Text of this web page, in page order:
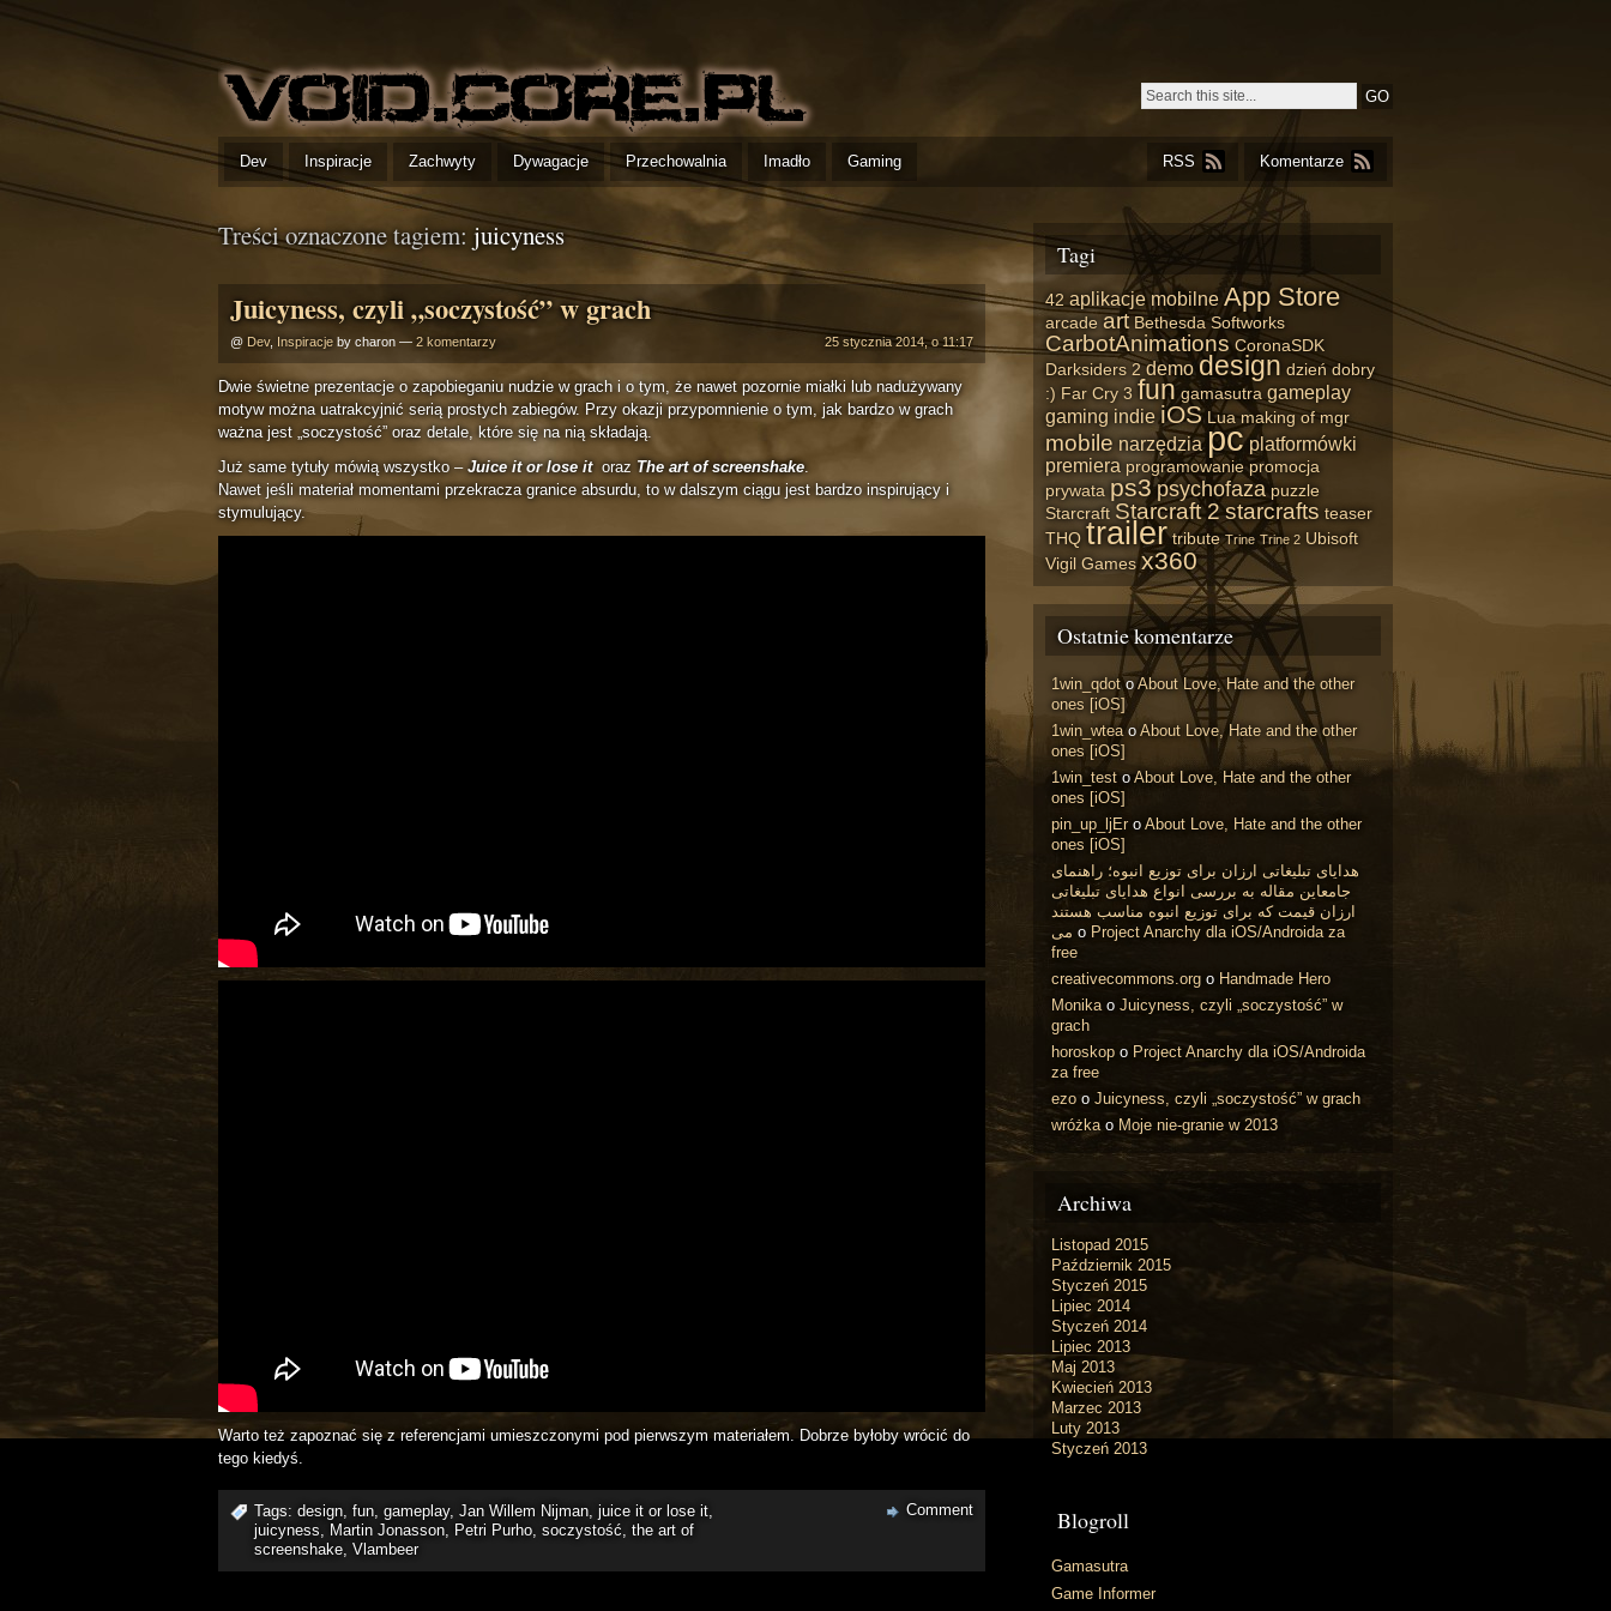
Dev Inspiracje Zachwyty Dywagacje Przechowalnia Imadło Gaming Komentarze
RSS
Treści oznaczone tagiem: juicyness
Juicyness, czyli „soczystość” w grach
@ Dev, Inspiracje by charon — 2 komentarzy 25 stycznia 2014, o 11:17
Dwie świetne prezentacje o zapobieganiu nudzie w grach i o tym, że nawet pozornie miałki lub nadużywany
motyw można uatrakcyjnić serią prostych zabiegów. Przy okazji przypomnienie o tym, jak bardzo w grach
ważna jest „soczystość” oraz detale, które się na nią składają.
Już same tytuły mówią wszystko –Juice it or lose itoraz The art of screenshake.
Nawet jeśli materiał momentami przekracza granice absurdu, to w dalszym ciągu jest bardzo inspirujący i
stymulujący.
Warto też zapoznać się z referencjami umieszczonymi pod pierwszym materiałem. Dobrze byłoby wrócić do
tego kiedyś.
Tags: design, fun, gameplay, Jan Willem Nijman, juice it or lose it,
juicyness, Martin Jonasson, Petri Purho, soczystość, the art of
screenshake, Vlambeer
Comment
Tagi
42 aplikacje mobilne App Store
arcade art Bethesda Softworks
CarbotAnimations CoronaSDK
Darksiders 2 demo design dzień dobry
:) Far Cry 3 fun gamasutra gameplay
gaming indie iOS Lua making of mgr
mobile narzędzia pc platformówki
premiera programowanie promocja
prywata ps3 psychofaza puzzle
Starcraft Starcraft 2starcrafts teaser
THQ trailer tribute Trine Trine 2 Ubisoft
Vigil Games x360
Ostatnie komentarze
1win_qdotoAbout Love, Hate and the other
ones [iOS]
1win_wtea o About Love, Hate and the other
ones [iOS]
1win_testoAbout Love, Hate and the other
ones [iOS]
pin_up_ljEro About Love, Hate and the other
ones [iOS]
هدایای تبلیغاتی ارزان برای توزیع انبوه؛ راهنمای
جامعاین مقاله به بررسی انواع هدایای تبلیغاتی
ارزان قیمت که برای توزیع انبوه مناسب هستند
می o Project Anarchy dla iOS/Androida za
free
creativecommons.org o Handmade Hero
Monika o Juicyness, czyli „soczystość” w
grach
horoskop o Project Anarchy dla iOS/Androida
za free
ezo o Juicyness, czyli „soczystość” w grach
wróżka o Moje nie-granie w 2013
Archiwa
Listopad 2015
Październik 2015
Styczeń 2015
Lipiec 2014
Styczeń 2014
Lipiec 2013
Maj 2013
Kwiecień 2013
Marzec 2013
Luty 2013
Styczeń 2013
Blogroll
Gamasutra
Game Informer